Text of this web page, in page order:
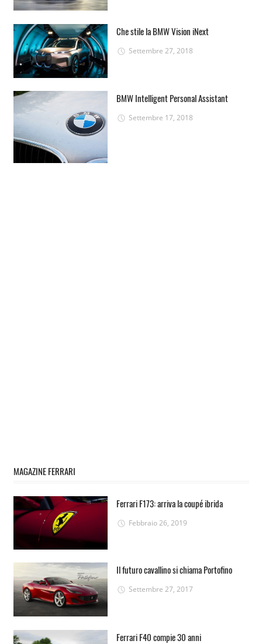
Che stile la BMW Vision iNext
Settembre 27, 2018
BMW Intelligent Personal Assistant
Settembre 17, 2018
MAGAZINE FERRARI
Ferrari F173: arriva la coupé ibrida
Febbraio 26, 2019
Il futuro cavallino si chiama Portofino
Settembre 27, 2017
Ferrari F40 compie 30 anni